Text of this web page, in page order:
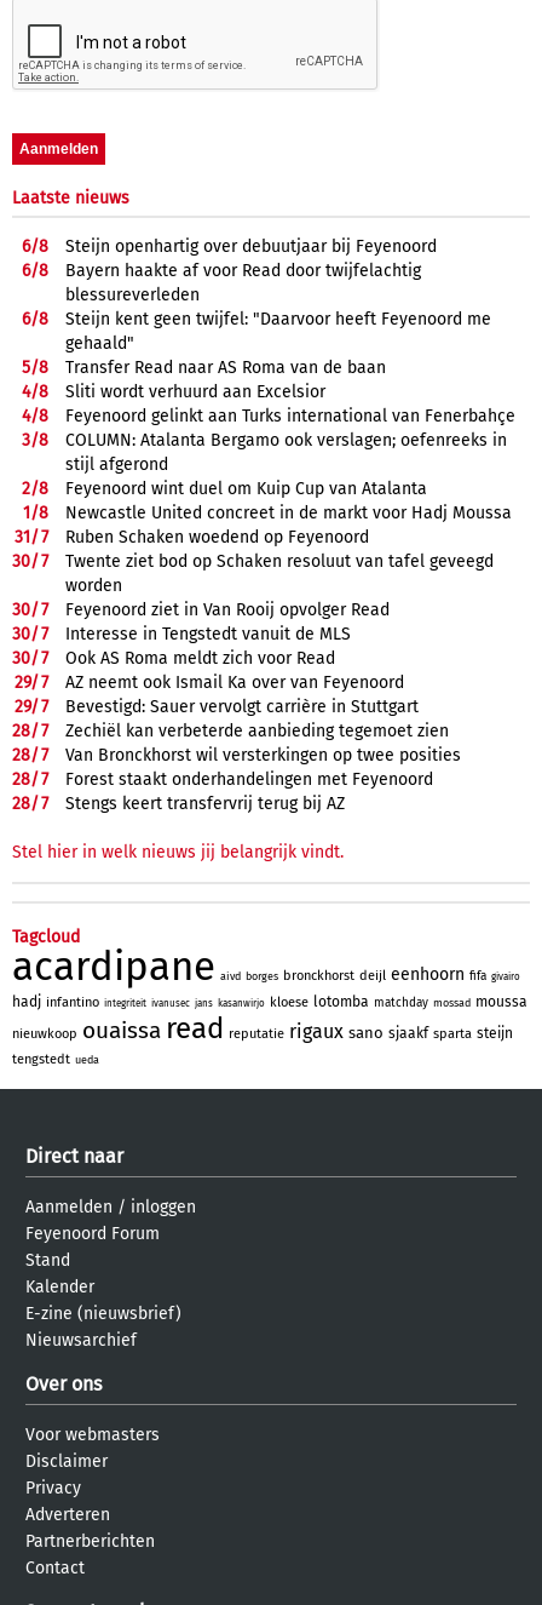
Laatste nieuws
6/8
Steijn openhartig over debuutjaar bij Feyenoord
6/8
Bayern haakte af voor Read door twijfelachtig
blessureverleden
6/8
Steijn kent geen twijfel: "Daarvoor heeft Feyenoord me
gehaald"
5/8
Transfer Read naar AS Roma van de baan
4/8
Sliti wordt verhuurd aan Excelsior
4/8
Feyenoord gelinkt aan Turks international van Fenerbahçe
3/8
COLUMN: Atalanta Bergamo ook verslagen; oefenreeks in
stijl afgerond
2/8
Feyenoord wint duel om Kuip Cup van Atalanta
1/8
Newcastle United concreet in de markt voor Hadj Moussa
31/7
Ruben Schaken woedend op Feyenoord
30/7
Twente ziet bod op Schaken resoluut van tafel geveegd
worden
30/7
Feyenoord ziet in Van Rooij opvolger Read
30/7
Interesse in Tengstedt vanuit de MLS
30/7
Ook AS Roma meldt zich voor Read
29/7
AZ neemt ook Ismail Ka over van Feyenoord
29/7
Bevestigd: Sauer vervolgt carrière in Stuttgart
28/7
Zechiël kan verbeterde aanbieding tegemoet zien
28/7
Van Bronckhorst wil versterkingen op twee posities
28/7
Forest staakt onderhandelingen met Feyenoord
28/7 Stengs keert transfervrij terug bij AZ
Stel hier in welk nieuws jij belangrijk vindt.
Tagcloud
acardipane aivd borges bronckhorst deijl eenhoorn fifa givairo
hadj infantino integriteit ivanusec jans kasanwirjo kloese lotomba matchday mossad moussa
nieuwkoop ouaissa read reputatie rigaux sano sjaakf sparta steijn
tengstedt ueda
Direct naar
Aanmelden / inloggen
Feyenoord Forum
Stand
Kalender
E-zine (nieuwsbrief)
Nieuwsarchief
Over ons
Voor webmasters
Disclaimer
Privacy
Adverteren
Partnerberichten
Contact